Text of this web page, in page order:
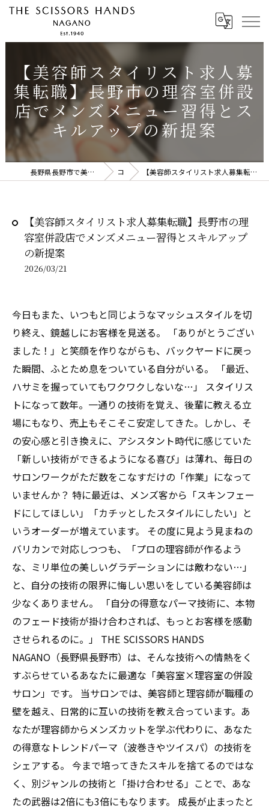
【美容師スタイリスト求人募
集転職】長野市の理容室併設
店でメンズメニュー習得とス
キルアップの新提案
長野県長野市で美容師の求人ならTHE SCISSORS HANDS NAGANO コラム 【美容師スタイリスト求人募集転職】長野市の理容室併設店でメンズメニュー習得とスキルアップの新提案
【美容師スタイリスト求人募集転職】長野市の理
容室併設店でメンズメニュー習得とスキルアップ
の新提案
2026/03/21
今日もまた、いつもと同じようなマッシュスタイルを切
り終え、鏡越しにお客様を見送る。 「ありがとうござい
ました！」と笑顔を作りながらも、バックヤードに戻っ
た瞬間、ふとため息をついている自分がいる。 「最近、
ハサミを握っていてもワクワクしないな…」 スタイリス
トになって数年。一通りの技術を覚え、後輩に教える立
場にもなり、売上もそこそこ安定してきた。しかし、そ
の安心感と引き換えに、アシスタント時代に感じていた
「新しい技術ができるようになる喜び」は薄れ、毎日の
サロンワークがただ数をこなすだけの「作業」になって
いませんか？ 特に最近は、メンズ客から「スキンフェー
ドにしてほしい」「カチッとしたスタイルにしたい」と
いうオーダーが増えています。 その度に見よう見まねの
バリカンで対応しつつも、「プロの理容師が作るよう
な、ミリ単位の美しいグラデーションには敵わない…」
と、自分の技術の限界に悔しい思いをしている美容師は
少なくありません。 「自分の得意なパーマ技術に、本物
のフェード技術が掛け合わされば、もっとお客様を感動
させられるのに。」 THE SCISSORS HANDS
NAGANO（長野県長野市）は、そんな技術への情熱をく
すぶらせているあなたに最適な「美容室×理容室の併設
サロン」です。 当サロンでは、美容師と理容師が職種の
壁を越え、日常的に互いの技術を教え合っています。あ
なたが理容師からメンズカットを学ぶ代わりに、あなた
の得意なトレンドパーマ（波巻きやツイスパ）の技術を
シェアする。 今まで培ってきたスキルを捨てるのではな
く、別ジャンルの技術と「掛け合わせる」ことで、あな
たの武器は2倍にも3倍にもなります。 成長が止まったと